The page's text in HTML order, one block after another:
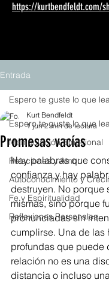
https://kurtbendfeldt.com/
Entrada
Espero te guste lo que
Manipulación Emocional
Relaciones y Amor
Autoconocimiento y
Fe y Espiritualidad
Reflexiones Personales
Espero te guste lo que
Promesas vacías
Kurt Bendfeldt
1 jun 2 min de lectura
Hay palabras que
confianza y hay
destruyen. No porque
mismas, sino porque
pronunciadas sin
cumplirse. Una de las
profundas que puede
relación no es una
distancia o incluso